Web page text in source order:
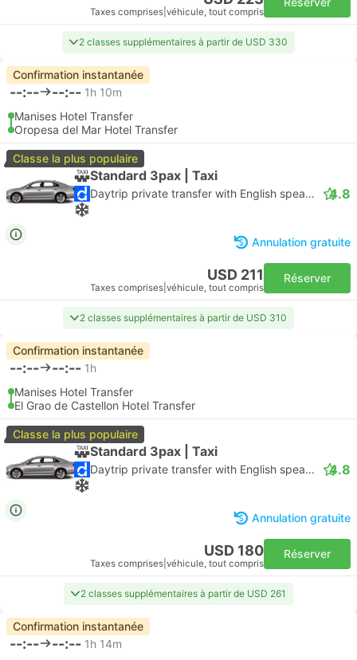
Taxes comprises véhicule, tout compris
2 classes supplémentaires à partir de USD 330
Confirmation instantanée
--:-- --:-- 1h 10m
Manises Hotel Transfer
Oropesa del Mar Hotel Transfer
Classe la plus populaire
Standard 3pax | Taxi
Daytrip private transfer with English speaking driver 4.8
Annulation gratuite
USD 211
Taxes comprises véhicule, tout compris
Réserver
2 classes supplémentaires à partir de USD 310
Confirmation instantanée
--:-- --:-- 1h
Manises Hotel Transfer
El Grao de Castellon Hotel Transfer
Classe la plus populaire
Standard 3pax | Taxi
Daytrip private transfer with English speaking driver 4.8
Annulation gratuite
USD 180
Taxes comprises véhicule, tout compris
Réserver
2 classes supplémentaires à partir de USD 261
Confirmation instantanée
--:-- --:-- 1h 14m